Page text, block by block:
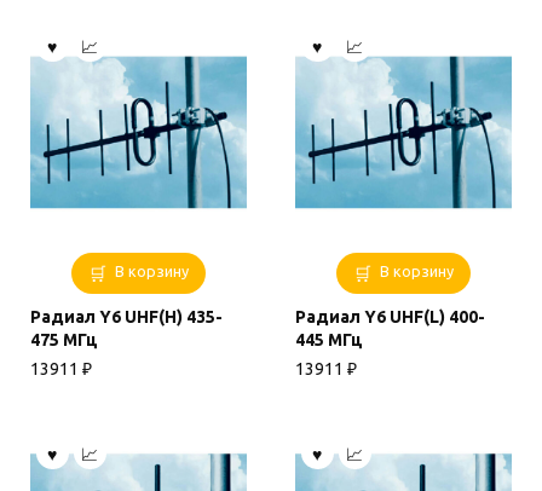
В корзину
Радиал Y6 UHF(H) 435-
475 МГц
13911 ₽
В корзину
Радиал Y6 UHF(L) 400-
445 МГц
13911 ₽